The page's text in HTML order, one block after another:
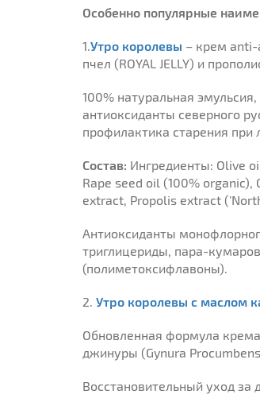
Особенно популярные
1.Утро королевы – крем anti-
пчел (ROYAL JELLY) и
100% натуральная
антиоксиданты северного
профилактика старения
Состав: Ингредиенты: Olive
Rape seed oil (100%
extract, Propolis extract
Антиоксиданты
триглицериды, пара-
(полиметоксифлавоны).
2. Утро королевы с маслом
Обновленная формула
джинуры (Gynura
Восстановительный уход за